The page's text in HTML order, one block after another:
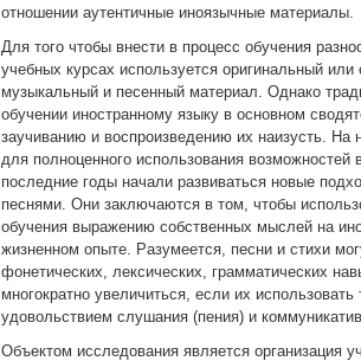
отношении аутентичные иноязычные материалы.
Для того чтобы внести в процесс обучения
учебных курсах используется оригинальный
музыкальный и песенный материал. Однако
обучении иностранному языку в основном
заучиванию и воспроизведению их наизусть.
для полноценного использования
последние годы начали развиваться новые
песнями. Они заключаются в том, чтобы
обучения выражению собственных мыслей на
жизненном опыте. Разумеется, песни и стихи
фонетических, лексических, грамматических
многократно увеличиться, если их
удовольствием слушания (пения) и
Объектом исследования является организация